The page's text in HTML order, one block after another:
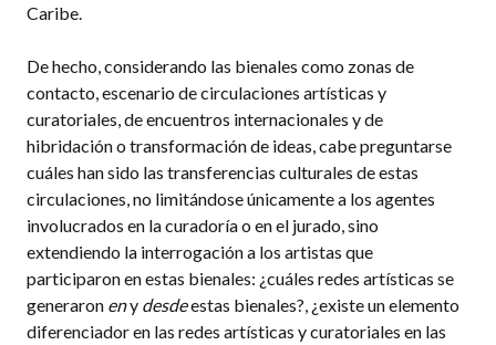
Caribe.
De hecho, considerando las bienales como zonas de
contacto, escenario de circulaciones artísticas y
curatoriales, de encuentros internacionales y de
hibridación o transformación de ideas, cabe preguntarse
cuáles han sido las transferencias culturales de estas
circulaciones, no limitándose únicamente a los agentes
involucrados en la curadoría o en el jurado, sino
extendiendo la interrogación a los artistas que
participaron en estas bienales: ¿cuáles redes artísticas se
generaron eny desdeestas bienales?, ¿existe un elemento
diferenciador en las redes artísticas y curatoriales en las